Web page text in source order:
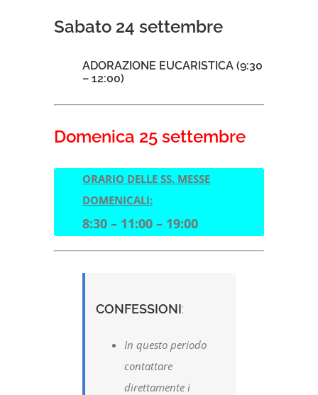
Sabato 24 settembre
ADORAZIONE EUCARISTICA (9:30
– 12:00)
Domenica 25 settembre
ORARIO DELLE SS. MESSE
DOMENICALI:
8:30 – 11:00 – 19:00
CONFESSIONI:
In questo periodo
contattare
direttamente i